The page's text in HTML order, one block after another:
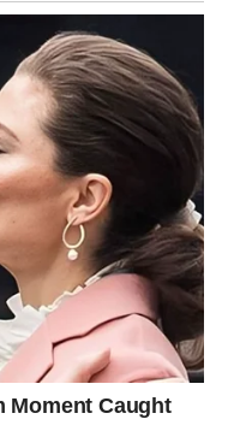
I
povoljniji period.
veću sigurnost.
opterećivao.
nisu očekivale.
konačno možete